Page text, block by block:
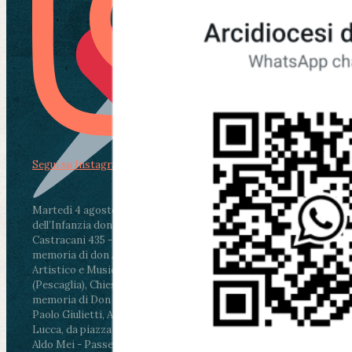
Martedì 4 agosto2026
ore 11:30 - Lucca, Scuola
dell’Infanzia don Aldo Mei - Viale Castruccio
Castracani 435 - Inaugurazione murales in
memoria di don Aldo Mei curato dal Liceo
Artistico e Musicale “Passaglia”
ore 18 - Fiano
(Pescaglia), Chiesa parrocchiale - Messa in
memoria di Don Aldo Mei celebrata da mons.
Paolo Giulietti, Arcivescovo di Lucca
ore 20.30 -
Lucca, da piazza San Michele al Cippo di don
Aldo Mei - Passeggiata della Memoria in alcuni
Segui su Instagram